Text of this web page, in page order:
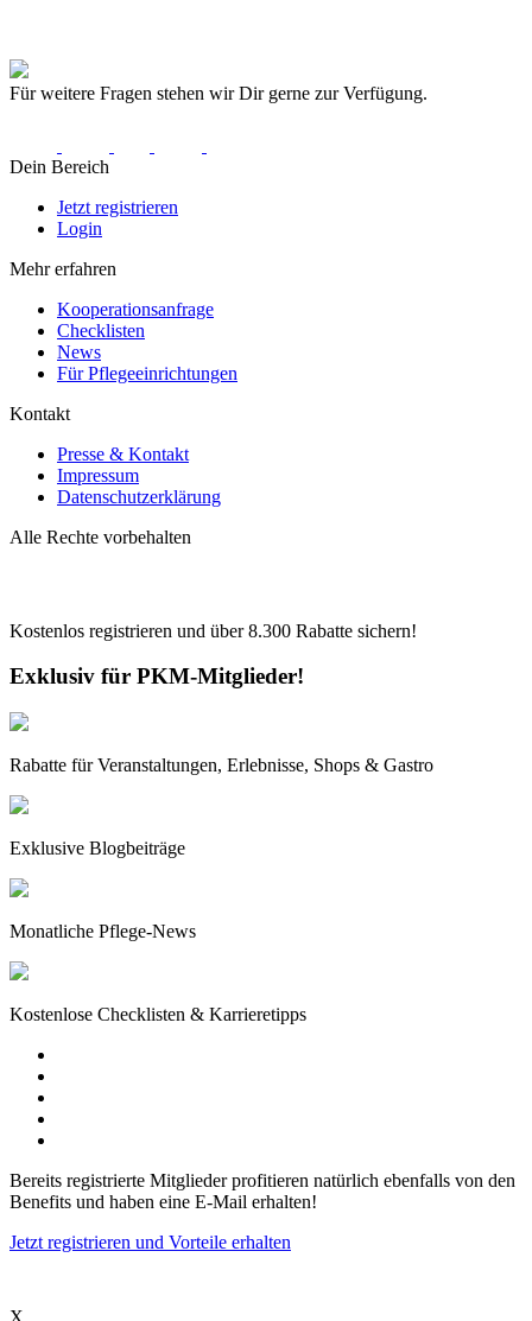
Für weitere Fragen stehen wir Dir gerne zur Verfügung.
Dein Bereich
Jetzt registrieren
Login
Mehr erfahren
Kooperationsanfrage
Checklisten
News
Für Pflegeeinrichtungen
Kontakt
Presse & Kontakt
Impressum
Datenschutzerklärung
Alle Rechte vorbehalten
Kostenlos registrieren und über8.300 Rabatte sichern!
Exklusiv für PKM-Mitglieder!
Rabatte für Veranstaltungen, Erlebnisse, Shops & Gastro
Exklusive Blogbeiträge
Monatliche Pflege-News
Kostenlose Checklisten & Karrieretipps
Bereits registrierte Mitglieder profitieren natürlich ebenfalls von den
Benefits und haben eine E-Mail erhalten!
Jetzt registrieren und Vorteile erhalten
X